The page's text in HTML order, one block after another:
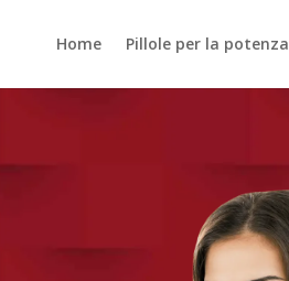
Home Pillole per la potenza